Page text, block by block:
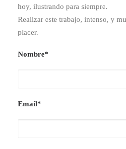
hoy, ilustrando para siempre.
Realizar este trabajo, intenso, y
placer.
Nombre*
Email*